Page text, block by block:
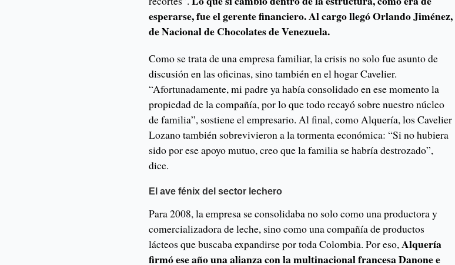
esperarse, fue el gerente financiero. Al cargo llegó Orlando Jiménez,
de Nacional de Chocolates de Venezuela.
Como se trata de una empresa familiar, la crisis no solo fue asunto de
discusión en las oficinas, sino también en el hogar Cavelier.
“Afortunadamente, mi padre ya había consolidado en ese momento la
propiedad de la compañía, por lo que todo recayó sobre nuestro núcleo
de familia”, sostiene el empresario. Al final, como Alquería, los Cavelier
Lozano también sobrevivieron a la tormenta económica: “Si no hubiera
sido por ese apoyo mutuo, creo que la familia se habría destrozado”,
dice.
El ave fénix del sector lechero
Para 2008, la empresa se consolidaba no solo como una productora y
comercializadora de leche, sino como una compañía de productos
lácteos que buscaba expandirse por toda Colombia. Por eso,Alquería
firmó ese año una alianza con la multinacional francesa Danone e